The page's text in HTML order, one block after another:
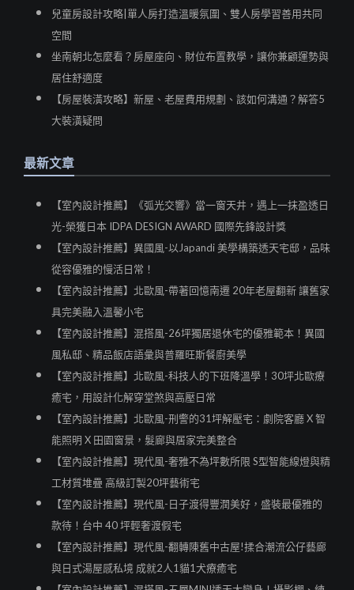
兒童房設計攻略|單人房打造溫暖氛圍、雙人房學習善用共同
空間
坐南朝北怎麼看？房屋座向、財位布置教學，讓你兼顧運勢與
居住舒適度
【房屋裝潢攻略】新屋、老屋費用規劃、該如何溝通？解答5
大裝潢疑問
最新文章
【室內設計推薦】《弧光交響》當一窗天井，遇上一抹盈透日
光-榮獲日本 IDPA DESIGN AWARD 國際先鋒設計獎
【室內設計推薦】異國風-以Japandi 美學構築透天宅邸，品味
從容優雅的慢活日常！
【室內設計推薦】北歐風-帶著回憶南遷 20年老屋翻新 讓舊家
具完美融入溫馨小宅
【室內設計推薦】混搭風-26坪獨居退休宅的優雅範本！異國
風私邸、精品飯店語彙與普羅旺斯餐廚美學
【室內設計推薦】北歐風-科技人的下班降溫學！30坪北歐療
癒宅，用設計化解穿堂煞與高壓日常
【室內設計推薦】北歐風-刑警的31坪解壓宅：劇院客廳 X 智
能照明 X 田園窗景，髮廊與居家完美整合
【室內設計推薦】現代風-奢雅不為坪數所限 S型智能線燈與精
工材質堆疊 高級訂製20坪藝術宅
【室內設計推薦】現代風-日子渡得豐潤美好，盛裝最優雅的
款待！台中 40 坪輕奢渡假宅
【室內設計推薦】現代風-翻轉陳舊中古屋!揉合潮流公仔藝廊
與日式湯屋感私境 成就2人1貓1犬療癒宅